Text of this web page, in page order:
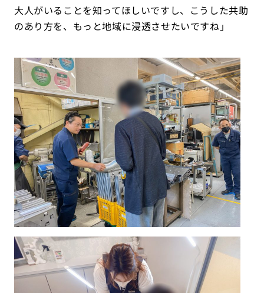
大人がいることを知ってほしいですし、こうした共助
のあり方を、もっと地域に浸透させたいですね」